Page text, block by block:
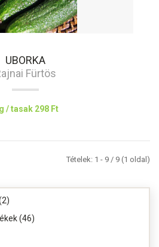
(46)
UBORKA
Fürtös
/ tasak 298 Ft
Tételek: 1 - 9 / 9 (1 oldal)